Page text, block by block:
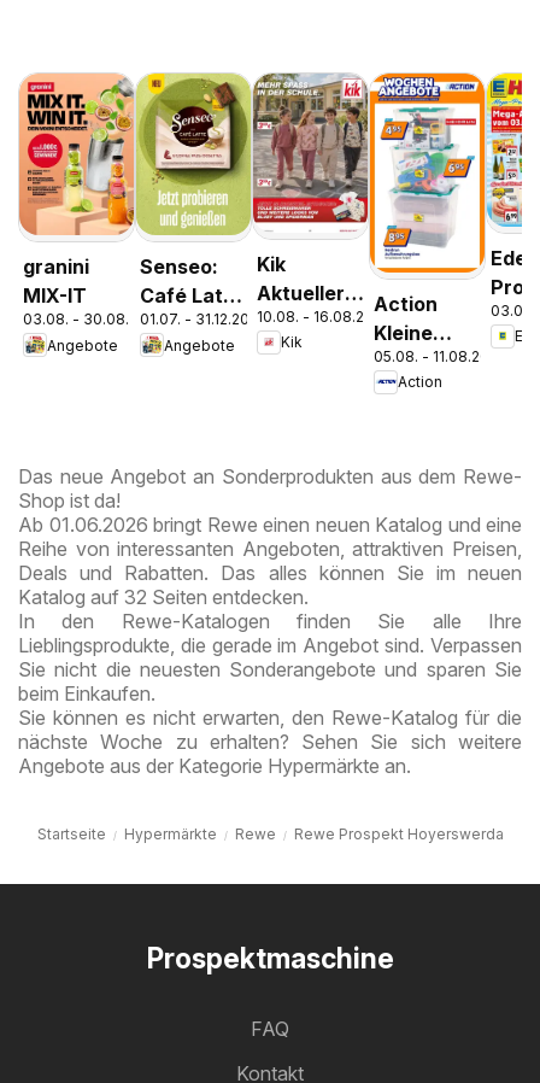
granini
MIX-IT
03.08. - 30.08.2026
Angebote
Senseo:
Café Latte
Dubai
Chocolate
01.07. - 31.12.2026
Angebote
Kik
Aktueller
Prospekt
10.08. - 16.08.2026
Kik
Action
Kleine
Preise,
große
05.08. - 11.08.2026
Action
03.08.
Das neue Angebot an Sonderprodukten aus dem Rewe-
Shop ist da!
Ab 01.06.2026 bringt Rewe einen neuen Katalog und eine
Reihe von interessanten Angeboten, attraktiven Preisen,
Deals und Rabatten. Das alles können Sie im neuen
Katalog auf 32 Seiten entdecken.
In den Rewe-Katalogen finden Sie alle Ihre
Lieblingsprodukte, die gerade im Angebot sind. Verpassen
Sie nicht die neuesten Sonderangebote und sparen Sie
beim Einkaufen.
Sie können es nicht erwarten, den Rewe-Katalog für die
nächste Woche zu erhalten? Sehen Sie sich weitere
Angebote aus der Kategorie Hypermärkte an.
Startseite Hypermärkte Rewe Rewe Prospekt Hoyerswerda
Prospektmaschine
FAQ
Kontakt